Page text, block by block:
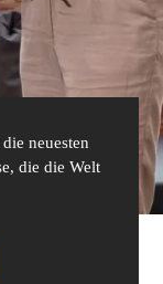
neuesten
die die Welt